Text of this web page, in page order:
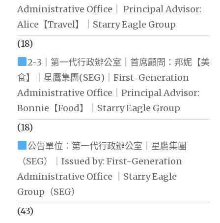
Administrative Office｜ Principal Advisor:
Alice【Travel】｜Starry Eagle Group
(18)
2-3｜第一代行政辦公室｜首席顧問：邦妮【美
食】｜星鷹集團(SEG)｜First-Generation
Administrative Office｜Principal Advisor:
Bonnie【Food】｜Starry Eagle Group
(18)
公告單位：第一代行政辦公室｜星鷹集團
（SEG）｜Issued by: First-Generation
Administrative Office ｜Starry Eagle
Group（SEG）
(43)